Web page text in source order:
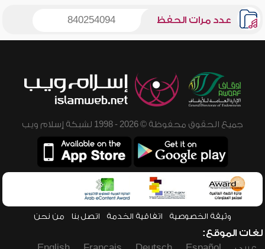
عدد مرات الحفظ 840254094
جميع الحقوق محفوظة © 2026 - 1998 لشبكة إسلام ويب
وثيقة الخصوصية اتفاقية الخدمة اتصل بنا من نحن
لغات الموقع: